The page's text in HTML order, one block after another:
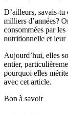
D’ailleurs, savais-tu
milliers d’années?
consommées par
nutritionnelle et leur
Aujourd’hui, elles
entier,
pourquoi elles
avec cet article.
Bon à savoir